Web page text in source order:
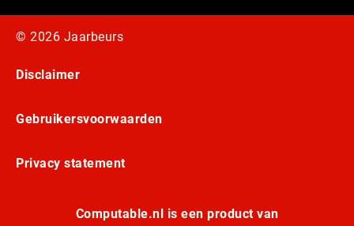
© 2026 Jaarbeurs
Disclaimer
Gebruikersvoorwaarden
Privacy statement
Computable.nl is een product van